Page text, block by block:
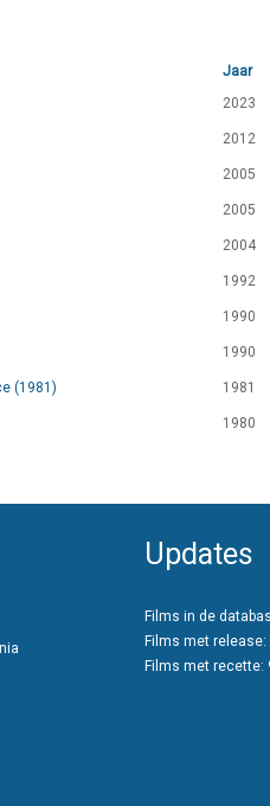
Jaar
2023
2012
2005
2005
2004
1992
1990
1990
(1981) 1981
1980
Updates
Films in de
Films met release:
Films met recette: